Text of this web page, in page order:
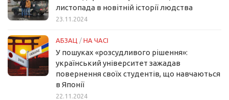
листопада в новітній історії людства
23.11.2024
АБЗАЦ / НА ЧАСІ
У пошуках «розсудливого рішення»:
український університет зажадав
повернення своїх студентів, що навчаються
в Японії
22.11.2024